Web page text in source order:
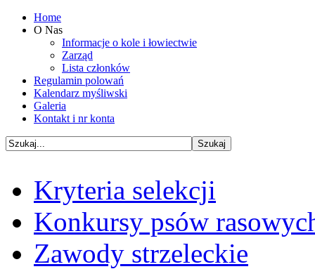
Home
O Nas
Informacje o kole i łowiectwie
Zarząd
Lista członków
Regulamin polowań
Kalendarz myśliwski
Galeria
Kontakt i nr konta
Kryteria selekcji
Konkursy psów
Zawody strzeleckie